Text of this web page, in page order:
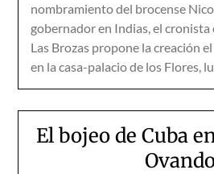
nombramiento del brocense
gobernador en Indias, el cronista
Las Brozas propone la creación
en la casa-palacio de los Flores,
El bojeo de Cuba